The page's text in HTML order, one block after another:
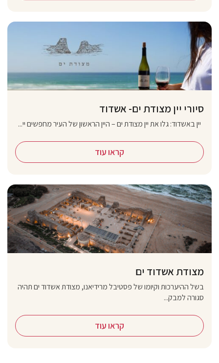
סיורי יין מצודת ים- אשדוד
יין באשדוד: גלו את יין מצודת ים – היין הראשון של העיר מחפשים יי...
קראו עוד
מצודת אשדוד ים
בשל ההיערכות וקיומו של פסטיבל מרידיאנו, מצודת אשדוד ים תהיה
סגורה למבק...
קראו עוד